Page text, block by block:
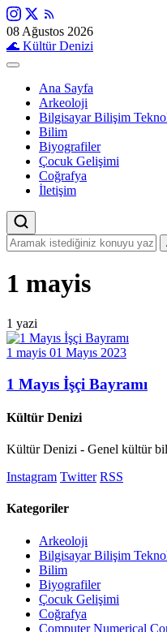
08 Ağustos 2026
🌊 Kültür Denizi
Ana Sayfa
Arkeoloji
Bilgisayar Bilişim
Bilim
Biyografiler
Çocuk Gelişimi
Coğrafya
İletişim
1 mayis
1 yazi
1 mayis 01 Mayıs 2023
1 Mayıs İşçi Bayramı
Kültür Denizi
Kültür Denizi - Genel kültür
Instagram Twitter RSS
Kategoriler
Arkeoloji
Bilgisayar Bilişim
Bilim
Biyografiler
Çocuk Gelişimi
Coğrafya
Computer Numerical